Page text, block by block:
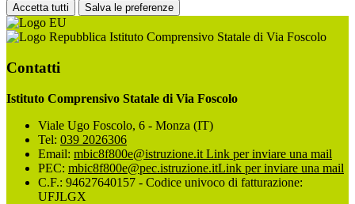
Accetta tutti Salva le preferenze
Istituto Comprensivo Statale di Via Foscolo
Contatti
Istituto Comprensivo Statale di Via Foscolo
Viale Ugo Foscolo, 6 - Monza (IT)
Tel: 039 2026306
Email: mbic8f800e@istruzione.it Link per inviare una mail
PEC: mbic8f800e@pec.istruzione.itLink per inviare una mail
C.F.: 94627640157 - Codice univoco di fatturazione:
UFJLGX